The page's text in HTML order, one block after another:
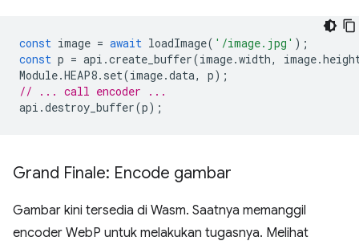
const image = await loadImage( '/image.jpg' );
const p = api .create_buffer(image.width, image.
Module.HEAP8. set(image.data, p);
// ... call encoder ...
api .destroy_buffer(p);
Grand Finale: Encode gambar
Gambar kini tersedia di Wasm. Saatnya memanggil
encoder WebP untuk melakukan tugasnya. Melihat